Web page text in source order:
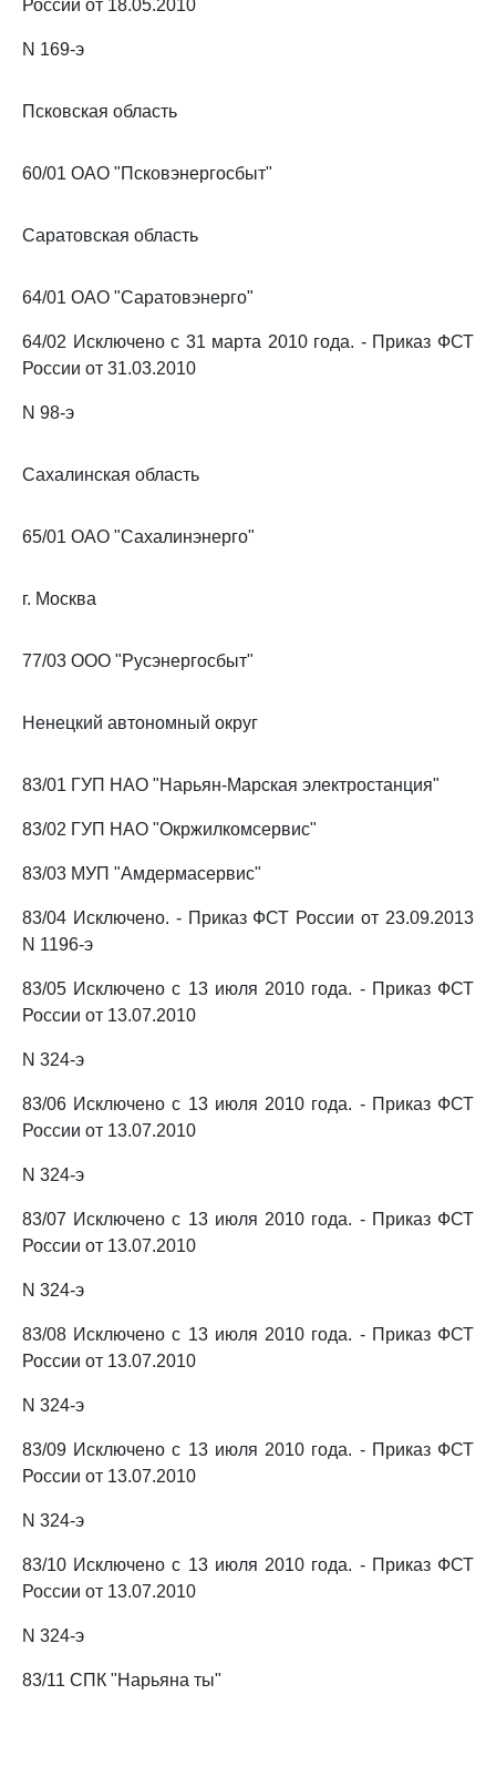
России от 18.05.2010
N 169-э
Псковская область
60/01 ОАО "Псковэнергосбыт"
Саратовская область
64/01 ОАО "Саратовэнерго"
64/02 Исключено с 31 марта 2010 года. - Приказ ФСТ
России от 31.03.2010
N 98-э
Сахалинская область
65/01 ОАО "Сахалинэнерго"
г. Москва
77/03 ООО "Русэнергосбыт"
Ненецкий автономный округ
83/01 ГУП НАО "Нарьян-Марская электростанция"
83/02 ГУП НАО "Окржилкомсервис"
83/03 МУП "Амдермасервис"
83/04 Исключено. - Приказ ФСТ России от 23.09.2013
N 1196-э
83/05 Исключено с 13 июля 2010 года. - Приказ ФСТ
России от 13.07.2010
N 324-э
83/06 Исключено с 13 июля 2010 года. - Приказ ФСТ
России от 13.07.2010
N 324-э
83/07 Исключено с 13 июля 2010 года. - Приказ ФСТ
России от 13.07.2010
N 324-э
83/08 Исключено с 13 июля 2010 года. - Приказ ФСТ
России от 13.07.2010
N 324-э
83/09 Исключено с 13 июля 2010 года. - Приказ ФСТ
России от 13.07.2010
N 324-э
83/10 Исключено с 13 июля 2010 года. - Приказ ФСТ
России от 13.07.2010
N 324-э
83/11 СПК "Нарьяна ты"